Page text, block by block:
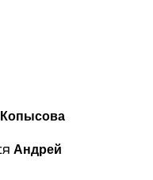
Андрей